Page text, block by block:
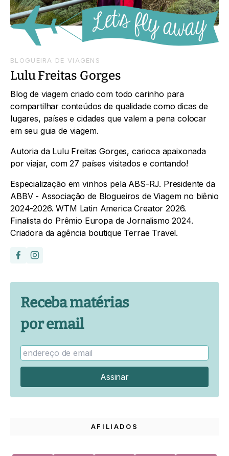
BLOGUEIRA DE VIAGENS
Lulu Freitas Gorges
Blog de viagem criado com todo carinho para
compartilhar conteúdos de qualidade como dicas de
lugares, países e cidades que valem a pena colocar
em seu guia de viagem.
Autoria da Lulu Freitas Gorges, carioca apaixonada
por viajar, com 27 países visitados e contando!
Especialização em vinhos pela ABS-RJ. Presidente da
ABBV - Associação de Blogueiros de Viagem no biênio
2024-2026. WTM Latin America Creator 2026.
Finalista do Prêmio Europa de Jornalismo 2024.
Criadora da agência boutique Terrae Travel.
Receba matérias
por email
AFILIADOS